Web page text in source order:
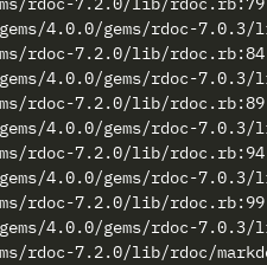
4.0.0/gems/rdoc-7.0.3/
rdoc-7.2.0/lib/rdoc.rb:84:
4.0.0/gems/rdoc-7.0.3/
rdoc-7.2.0/lib/rdoc.rb:89:
4.0.0/gems/rdoc-7.0.3/
rdoc-7.2.0/lib/rdoc.rb:94:
4.0.0/gems/rdoc-7.0.3/
rdoc-7.2.0/lib/rdoc.rb:99:
4.0.0/gems/rdoc-7.0.3/
rdoc-7.2.0/lib/rdoc/